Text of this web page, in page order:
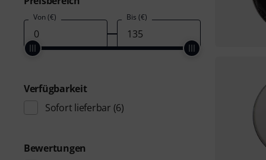
Von (€) Bis (€)
Verfügbarkeit
Sofort lieferbar (6)
Bewertungen